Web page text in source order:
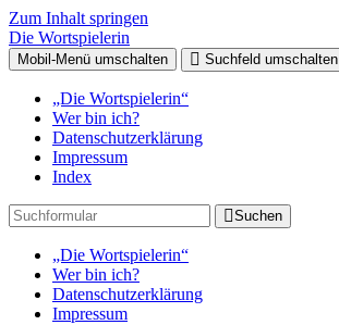
Zum Inhalt springen
Die Wortspielerin
Mobil-Menü umschalten Suchfeld umschalten
„Die Wortspielerin“
Wer bin ich?
Datenschutzerklärung
Impressum
Index
Suchen
„Die Wortspielerin“
Wer bin ich?
Datenschutzerklärung
Impressum